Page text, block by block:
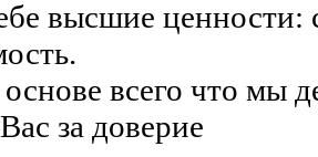
высшие ценности:
всего что мы
за доверие